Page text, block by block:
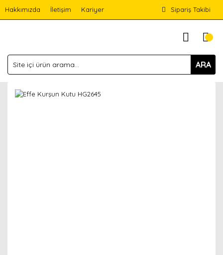
Hakkımızda İletişim Kariyer Sipariş Takibi
ARA